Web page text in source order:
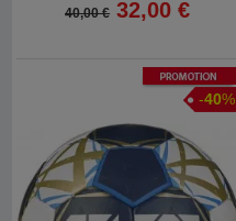
40,00 € 32,00 €
Promotion
-40%